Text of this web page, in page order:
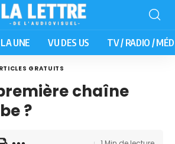
UNE VU DES US TV / RADIO /
GRATUITS
chaîne
?